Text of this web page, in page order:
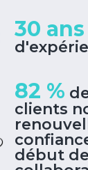
30 ans
82 %
clients
début